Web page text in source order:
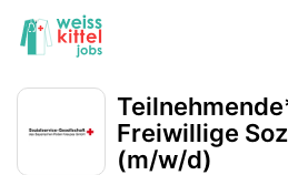
Accessibility
Modus
aktivieren
zur
zum
Freiwillige
(m/w/d)